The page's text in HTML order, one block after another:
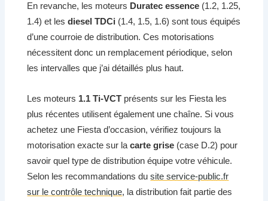
En revanche, les moteurs Duratec essence (1.2, 1.25,
1.4) et lesdiesel TDCi (1.4, 1.5, 1.6) sont tous équipés
d’une courroie de distribution. Ces motorisations
nécessitent donc un remplacement périodique, selon
les intervalles que j’ai détaillés plus haut.
Les moteurs 1.1 Ti-VCT présents sur les Fiesta les
plus récentes utilisent également une chaîne. Si vous
achetez une Fiesta d’occasion, vérifiez toujours la
motorisation exacte sur lacarte grise (case D.2) pour
savoir quel type de distribution équipe votre véhicule.
Selon les recommandations dusite service-public.fr
sur le contrôle technique, la distribution fait partie des